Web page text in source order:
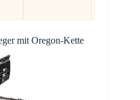
mit Oregon-Kette